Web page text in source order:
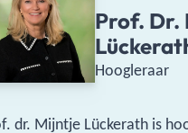
Prof.
Hoogleraar
dr. Mijntje Lückerath is